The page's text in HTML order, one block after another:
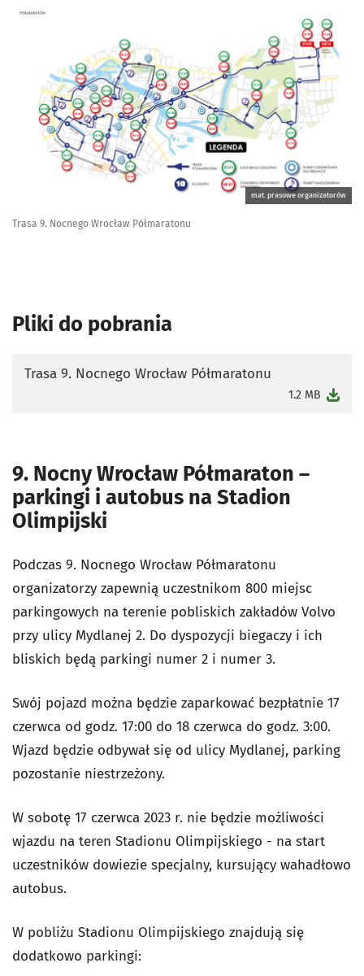
mat. prasowe organizatorów
Trasa 9. Nocnego Wrocław Półmaratonu
Pliki do pobrania
Trasa 9. Nocnego Wrocław Półmaratonu
1.2 MB
9. Nocny Wrocław Półmaraton –
parkingi i autobus na Stadion
Olimpijski
Podczas 9. Nocnego Wrocław Półmaratonu
organizatorzy zapewnią uczestnikom 800 miejsc
parkingowych na terenie pobliskich zakładów Volvo
przy ulicy Mydlanej 2. Do dyspozycji biegaczy i ich
bliskich będą parkingi numer 2 i numer 3.
Swój pojazd można będzie zaparkować bezpłatnie 17
czerwca od godz. 17:00 do 18 czerwca do godz. 3:00.
Wjazd będzie odbywał się od ulicy Mydlanej, parking
pozostanie niestrzeżony.
W sobotę 17 czerwca 2023 r. nie będzie możliwości
wjazdu na teren Stadionu Olimpijskiego - na start
uczestników dowiezie specjalny, kursujący wahadłowo
autobus.
W pobliżu Stadionu Olimpijskiego znajdują się
dodatkowo parkingi: